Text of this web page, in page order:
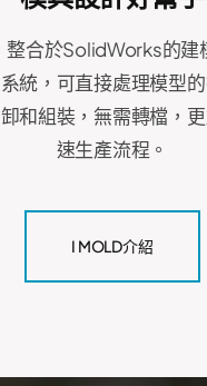
整合於SolidWorks的建
系統，可直接處理模型
卸和組裝，無需轉檔，
速生產流程。
I MOLD介紹